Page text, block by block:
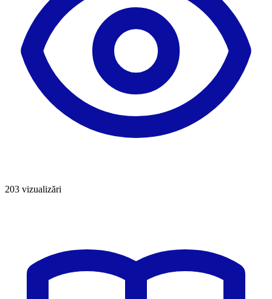
203 vizualizări